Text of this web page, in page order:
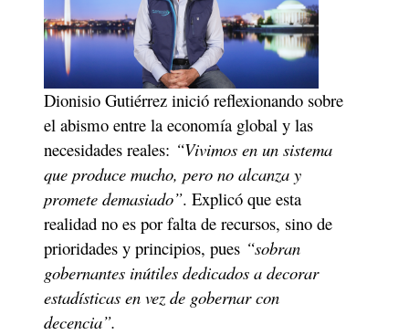
Dionisio Gutiérrez inició reflexionando sobre
el abismo entre la economía global y las
necesidades reales: “Vivimos en un sistema
que produce mucho, pero no alcanza y
promete demasiado”. Explicó que esta
realidad no es por falta de recursos, sino de
prioridades y principios, pues “sobran
gobernantes inútiles dedicados a decorar
estadísticas en vez de gobernar con
decencia”.